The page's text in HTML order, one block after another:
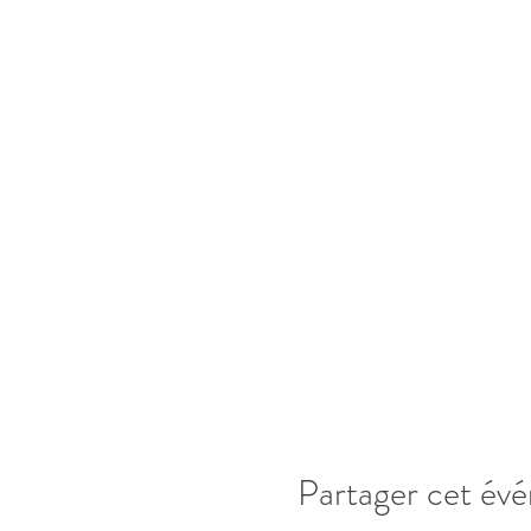
Partager cet